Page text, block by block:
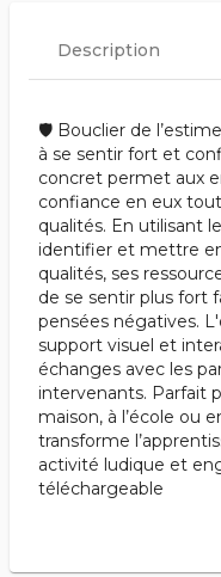
Description
🛡️ Bouclier de
à se sentir fort et
concret permet aux
confiance en eux
qualités. En utilisant
identifier et mettre
qualités, ses
de se sentir plus fort
pensées négatives.
support visuel et
échanges avec les
intervenants. Parfait
maison, à l’école ou
transforme
activité ludique et
téléchargeable